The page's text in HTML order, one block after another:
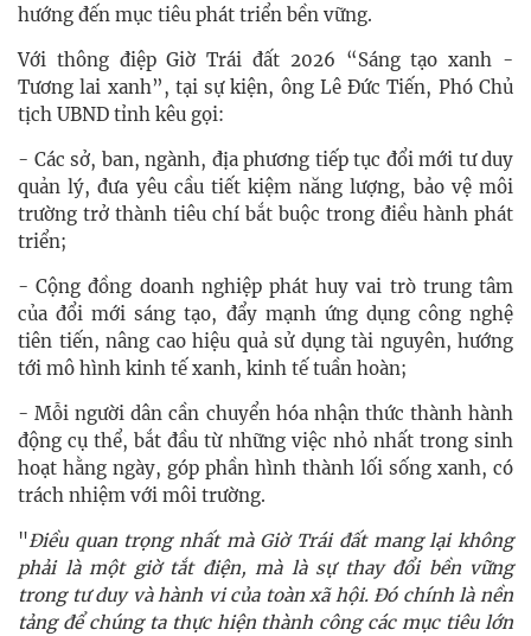
hướng đến mục tiêu phát triển bền vững.
Với thông điệp Giờ Trái đất 2026 “Sáng tạo xanh -
Tương lai xanh”, tại sự kiện, ông Lê Đức Tiến, Phó Chủ
tịch UBND tỉnh kêu gọi:
- Các sở, ban, ngành, địa phương tiếp tục đổi mới tư duy
quản lý, đưa yêu cầu tiết kiệm năng lượng, bảo vệ môi
trường trở thành tiêu chí bắt buộc trong điều hành phát
triển;
- Cộng đồng doanh nghiệp phát huy vai trò trung tâm
của đổi mới sáng tạo, đẩy mạnh ứng dụng công nghệ
tiên tiến, nâng cao hiệu quả sử dụng tài nguyên, hướng
tới mô hình kinh tế xanh, kinh tế tuần hoàn;
- Mỗi người dân cần chuyển hóa nhận thức thành hành
động cụ thể, bắt đầu từ những việc nhỏ nhất trong sinh
hoạt hằng ngày, góp phần hình thành lối sống xanh, có
trách nhiệm với môi trường.
"Điều quan trọng nhất mà Giờ Trái đất mang lại không
phải là một giờ tắt điện, mà là sự thay đổi bền vững
trong tư duy và hành vi của toàn xã hội. Đó chính là nền
tảng để chúng ta thực hiện thành công các mục tiêu lớn